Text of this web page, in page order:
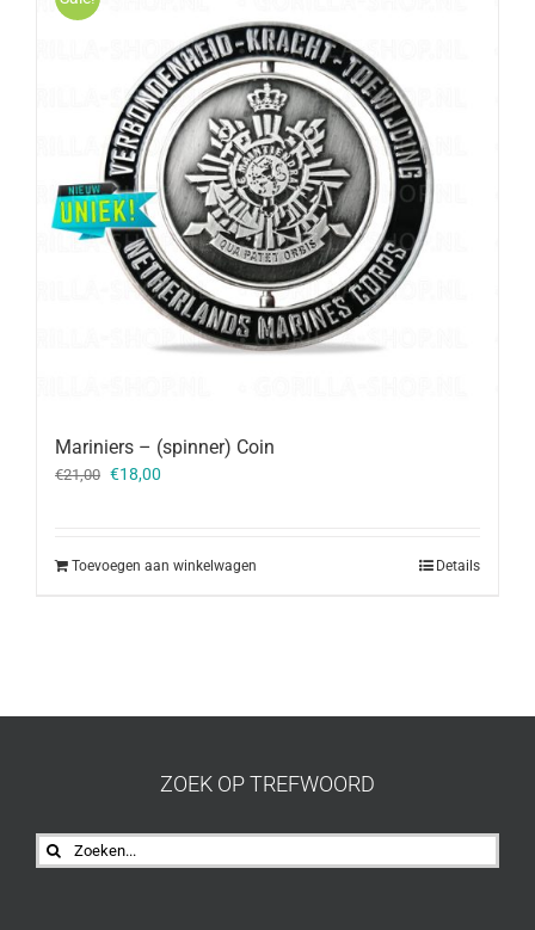
Mariniers – (spinner) Coin
€21,00 Oorspronkelijke
€18,00
Toevoegen aan winkelwagen Details
ZOEK OP TREFWOORD
Zoeken
naar: